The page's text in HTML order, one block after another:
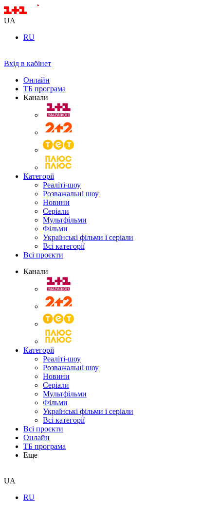
UA
RU
Вхід в кабінет
Онлайн
ТБ програма
Канали
Категорії
Реаліті-шоу
Розважальні шоу
Новини
Серіали
Мультфільми
Фільми
Українські фільми і серіали
Всі категорії
Всі проєкти
Канали
Категорії
Реаліті-шоу
Розважальні шоу
Новини
Серіали
Мультфільми
Фільми
Українські фільми і серіали
Всі категорії
Всі проєкти
Онлайн
ТБ програма
Еще
UA
RU